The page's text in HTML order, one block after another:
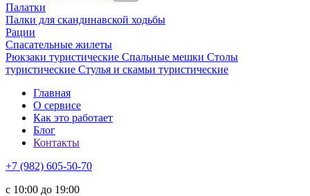
Палатки
Палки для скандинавской ходьбы
Рации
Спасательные жилеты
Рюкзаки туристические Спальные мешки Столы
туристические Стулья и скамьи туристические
Главная
О сервисе
Как это работает
Блог
Контакты
+7 (982) 605-50-70
c 10:00 до 19:00